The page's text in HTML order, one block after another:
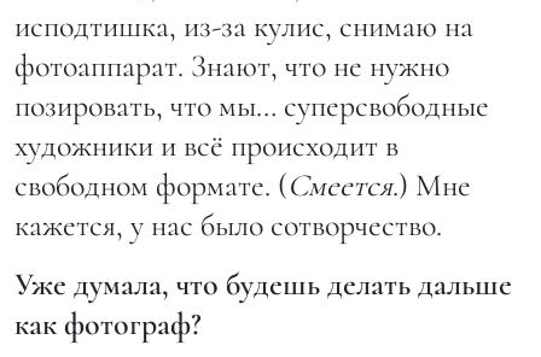
исподтишка, из-за кулис, снимаю на
фотоаппарат. Знают, что не нужно
позировать, что мы… суперсвободные
художники и всё происходит в
свободном формате. (Смеется.) Мне
кажется, у нас было сотворчество.
Уже думала, что будешь делать дальше
как фотограф?